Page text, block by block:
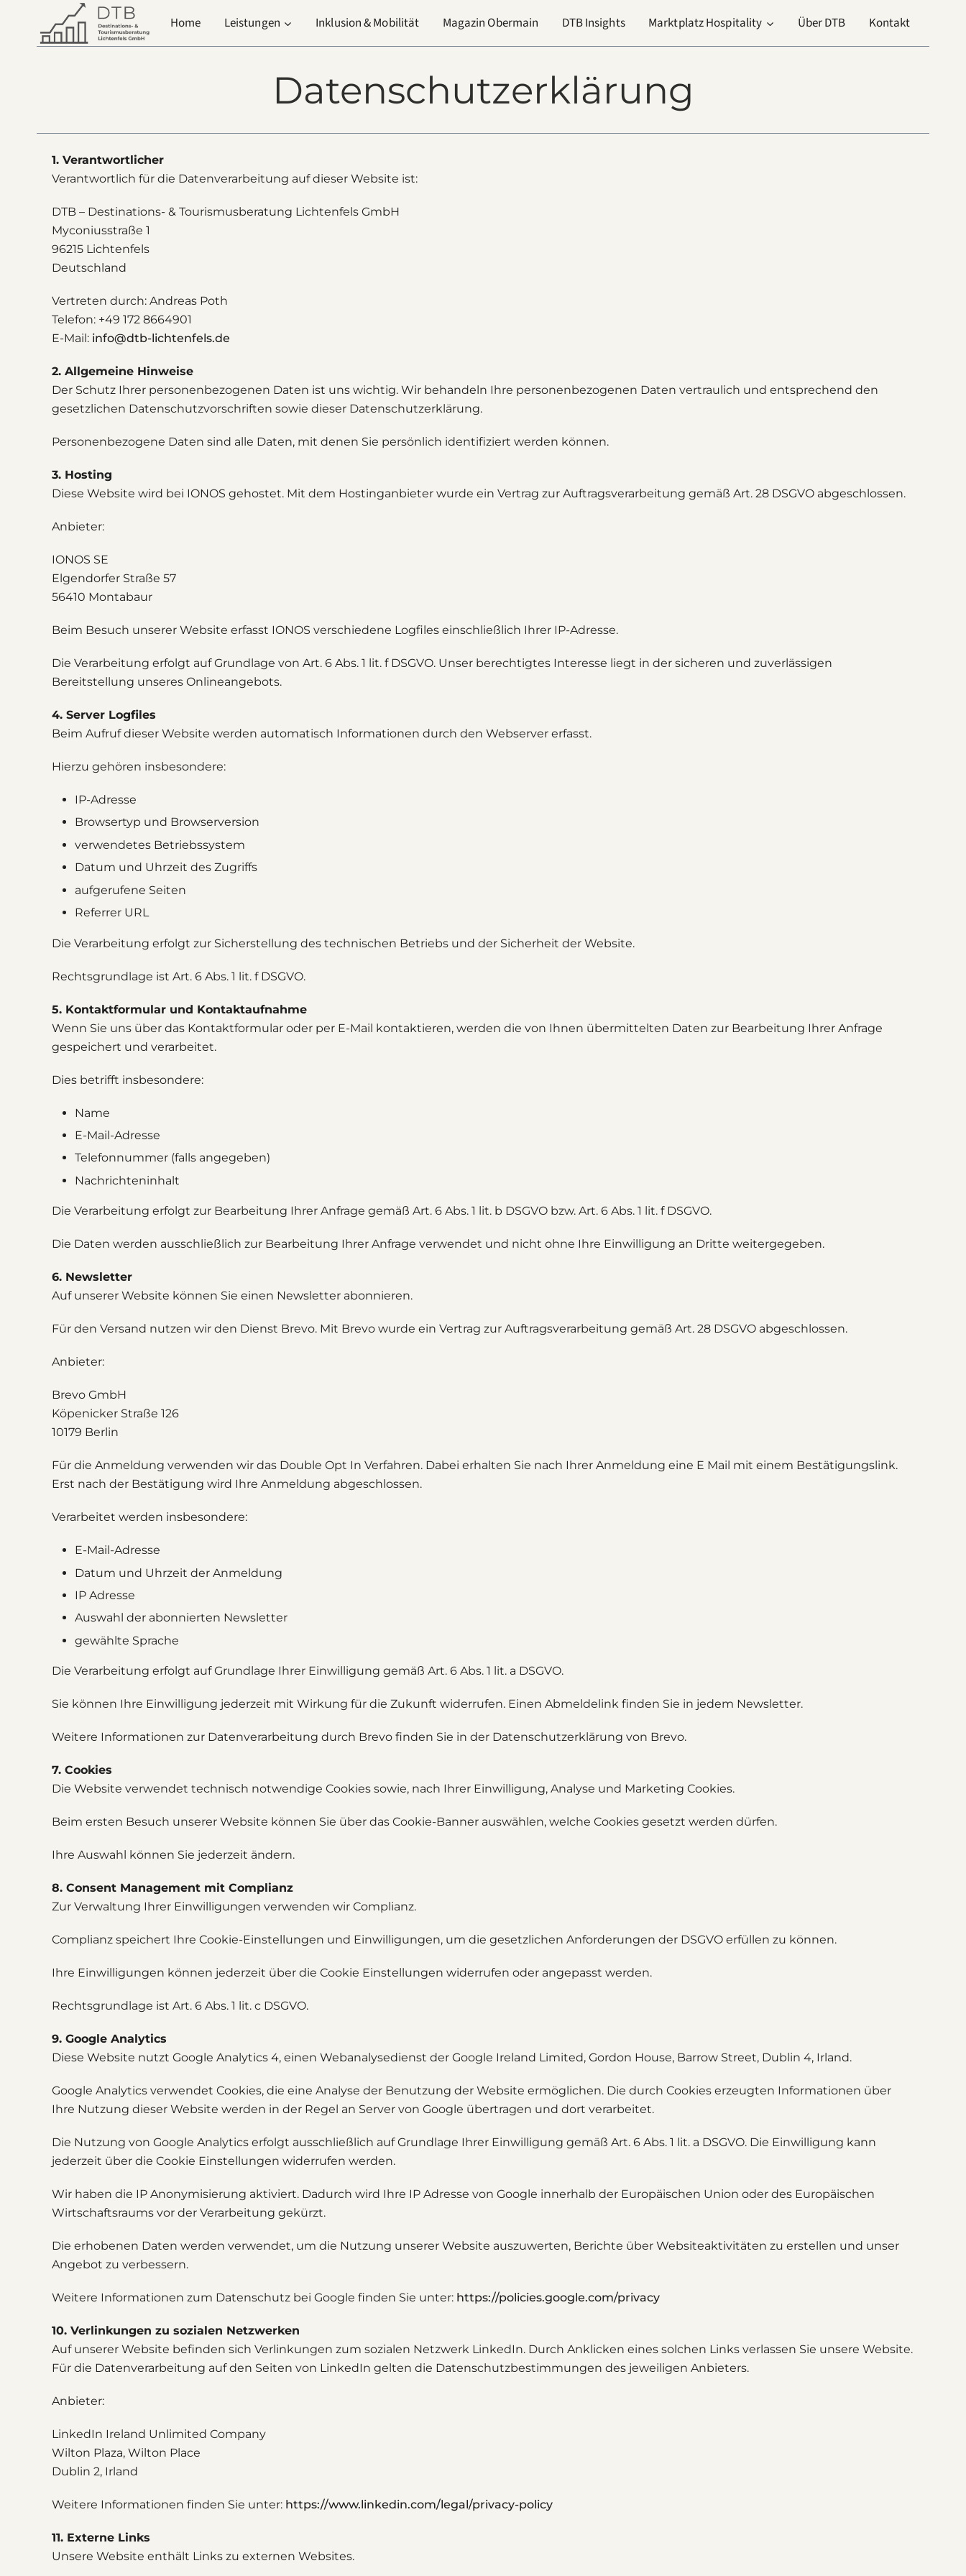
springen
Home Leistungen Inklusion & Mobilität Magazin Obermain DTB Insights Marktplatz Hospitality Über DTB Kontakt
Datenschutzerklärung
1. Verantwortlicher
Verantwortlich für die Datenverarbeitung auf dieser Website ist:
DTB – Destinations- & Tourismusberatung Lichtenfels GmbH
Myconiusstraße 1
96215 Lichtenfels
Deutschland
Vertreten durch: Andreas Poth
Telefon: +49 172 8664901
E-Mail: info@dtb-lichtenfels.de
2. Allgemeine Hinweise
Der Schutz Ihrer personenbezogenen Daten ist uns wichtig. Wir behandeln Ihre personenbezogenen Daten vertraulich und entsprechend den
gesetzlichen Datenschutzvorschriften sowie dieser Datenschutzerklärung.
Personenbezogene Daten sind alle Daten, mit denen Sie persönlich identifiziert werden können.
3. Hosting
Diese Website wird bei IONOS gehostet. Mit dem Hostinganbieter wurde ein Vertrag zur Auftragsverarbeitung gemäß Art. 28 DSGVO abgeschlossen.
Anbieter:
IONOS SE
Elgendorfer Straße 57
56410 Montabaur
Beim Besuch unserer Website erfasst IONOS verschiedene Logfiles einschließlich Ihrer IP-Adresse.
Die Verarbeitung erfolgt auf Grundlage von Art. 6 Abs. 1 lit. f DSGVO. Unser berechtigtes Interesse liegt in der sicheren und zuverlässigen
Bereitstellung unseres Onlineangebots.
4. Server Logfiles
Beim Aufruf dieser Website werden automatisch Informationen durch den Webserver erfasst.
Hierzu gehören insbesondere:
IP-Adresse
Browsertyp und Browserversion
verwendetes Betriebssystem
Datum und Uhrzeit des Zugriffs
aufgerufene Seiten
Referrer URL
Die Verarbeitung erfolgt zur Sicherstellung des technischen Betriebs und der Sicherheit der Website.
Rechtsgrundlage ist Art. 6 Abs. 1 lit. f DSGVO.
5. Kontaktformular und Kontaktaufnahme
Wenn Sie uns über das Kontaktformular oder per E-Mail kontaktieren, werden die von Ihnen übermittelten Daten zur Bearbeitung Ihrer Anfrage
gespeichert und verarbeitet.
Dies betrifft insbesondere:
Name
E-Mail-Adresse
Telefonnummer (falls angegeben)
Nachrichteninhalt
Die Verarbeitung erfolgt zur Bearbeitung Ihrer Anfrage gemäß Art. 6 Abs. 1 lit. b DSGVO bzw. Art. 6 Abs. 1 lit. f DSGVO.
Die Daten werden ausschließlich zur Bearbeitung Ihrer Anfrage verwendet und nicht ohne Ihre Einwilligung an Dritte weitergegeben.
6. Newsletter
Auf unserer Website können Sie einen Newsletter abonnieren.
Für den Versand nutzen wir den Dienst Brevo. Mit Brevo wurde ein Vertrag zur Auftragsverarbeitung gemäß Art. 28 DSGVO abgeschlossen.
Anbieter:
Brevo GmbH
Köpenicker Straße 126
10179 Berlin
Für die Anmeldung verwenden wir das Double Opt In Verfahren. Dabei erhalten Sie nach Ihrer Anmeldung eine E Mail mit einem Bestätigungslink.
Erst nach der Bestätigung wird Ihre Anmeldung abgeschlossen.
Verarbeitet werden insbesondere:
E-Mail-Adresse
Datum und Uhrzeit der Anmeldung
IP Adresse
Auswahl der abonnierten Newsletter
gewählte Sprache
Die Verarbeitung erfolgt auf Grundlage Ihrer Einwilligung gemäß Art. 6 Abs. 1 lit. a DSGVO.
Sie können Ihre Einwilligung jederzeit mit Wirkung für die Zukunft widerrufen. Einen Abmeldelink finden Sie in jedem Newsletter.
Weitere Informationen zur Datenverarbeitung durch Brevo finden Sie in der Datenschutzerklärung von Brevo.
7. Cookies
Die Website verwendet technisch notwendige Cookies sowie, nach Ihrer Einwilligung, Analyse und Marketing Cookies.
Beim ersten Besuch unserer Website können Sie über das Cookie-Banner auswählen, welche Cookies gesetzt werden dürfen.
Ihre Auswahl können Sie jederzeit ändern.
8. Consent Management mit Complianz
Zur Verwaltung Ihrer Einwilligungen verwenden wir Complianz.
Complianz speichert Ihre Cookie-Einstellungen und Einwilligungen, um die gesetzlichen Anforderungen der DSGVO erfüllen zu können.
Ihre Einwilligungen können jederzeit über die Cookie Einstellungen widerrufen oder angepasst werden.
Rechtsgrundlage ist Art. 6 Abs. 1 lit. c DSGVO.
9. Google Analytics
Diese Website nutzt Google Analytics 4, einen Webanalysedienst der Google Ireland Limited, Gordon House, Barrow Street, Dublin 4, Irland.
Google Analytics verwendet Cookies, die eine Analyse der Benutzung der Website ermöglichen. Die durch Cookies erzeugten Informationen über
Ihre Nutzung dieser Website werden in der Regel an Server von Google übertragen und dort verarbeitet.
Die Nutzung von Google Analytics erfolgt ausschließlich auf Grundlage Ihrer Einwilligung gemäß Art. 6 Abs. 1 lit. a DSGVO. Die Einwilligung kann
jederzeit über die Cookie Einstellungen widerrufen werden.
Wir haben die IP Anonymisierung aktiviert. Dadurch wird Ihre IP Adresse von Google innerhalb der Europäischen Union oder des Europäischen
Wirtschaftsraums vor der Verarbeitung gekürzt.
Die erhobenen Daten werden verwendet, um die Nutzung unserer Website auszuwerten, Berichte über Websiteaktivitäten zu erstellen und unser
Angebot zu verbessern.
Weitere Informationen zum Datenschutz bei Google finden Sie unter: https://policies.google.com/privacy⁠
10. Verlinkungen zu sozialen Netzwerken
Auf unserer Website befinden sich Verlinkungen zum sozialen Netzwerk LinkedIn. Durch Anklicken eines solchen Links verlassen Sie unsere Website.
Für die Datenverarbeitung auf den Seiten von LinkedIn gelten die Datenschutzbestimmungen des jeweiligen Anbieters.
Anbieter:
LinkedIn Ireland Unlimited Company
Wilton Plaza, Wilton Place
Dublin 2, Irland
Weitere Informationen finden Sie unter: https://www.linkedin.com/legal/privacy-policy
11. Externe Links
Unsere Website enthält Links zu externen Websites.